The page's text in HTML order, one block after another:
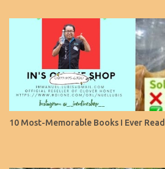
10 Most-Memorable Books I Ever Read